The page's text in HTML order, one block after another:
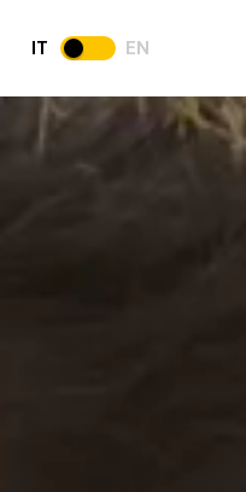
IT EN